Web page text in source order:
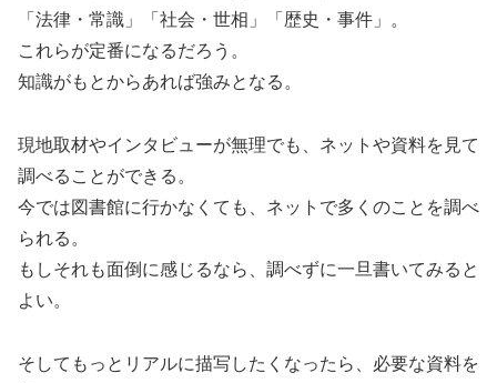
「法律・常識」「社会・世相」「歴史・事件」。
これらが定番になるだろう。
知識がもとからあれば強みとなる。
現地取材やインタビューが無理でも、ネットや資料を見て
調べることができる。
今では図書館に行かなくても、ネットで多くのことを調べ
られる。
もしそれも面倒に感じるなら、調べずに一旦書いてみると
よい。
そしてもっとリアルに描写したくなったら、必要な資料を